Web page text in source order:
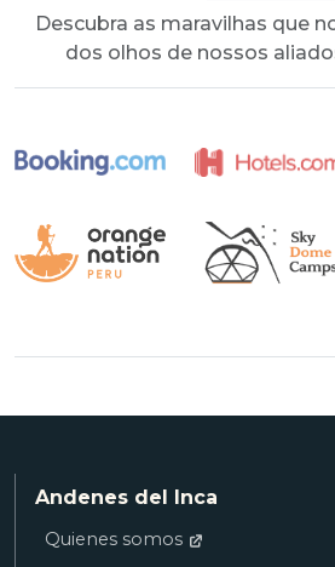
Descubra as maravilhas que
dos olhos de nossos
Andenes del Inca
Quienes somos